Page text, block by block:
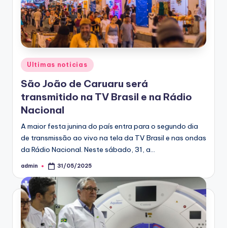
Posted
in
Ultimas noticias
São João de Caruaru será
transmitido na TV Brasil e na Rádio
Nacional
A maior festa junina do país entra para o segundo dia
de transmissão ao vivo na tela da TV Brasil e nas ondas
da Rádio Nacional. Neste sábado, 31, a…
Posted
admin 31/05/2025